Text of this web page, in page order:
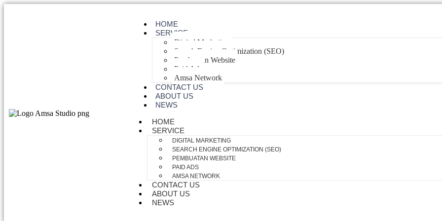
HOME
SERVICE
Digital Marketing
Search Engine Optimization (SEO)
Pembuatan Website
Paid Ads
Amsa Network
CONTACT US
ABOUT US
NEWS
HOME
SERVICE
DIGITAL MARKETING
SEARCH ENGINE OPTIMIZATION (SEO)
PEMBUATAN WEBSITE
PAID ADS
AMSA NETWORK
CONTACT US
ABOUT US
NEWS